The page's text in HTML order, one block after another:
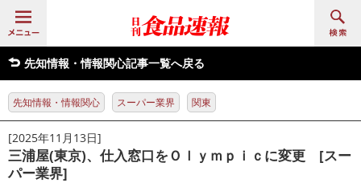
先知情報・情報関心記事一覧へ戻る
先知情報・情報関心 スーパー業界 関東
[2025年11月13日]
三浦屋(東京)、仕入窓口をＯｌｙｍｐｉｃに変更 [スー
パー業界]